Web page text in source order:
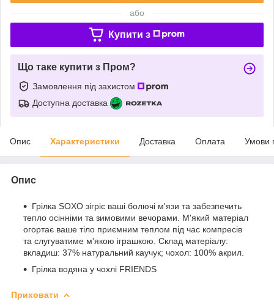
або
Купити з
Що таке купити з Пром?
Замовлення під захистом
Доступна доставка
Опис Характеристики Доставка Оплата Умови
Опис
Грілка SOXO зігріє ваші болючі м'язи та забезпечить
тепло осінніми та зимовими вечорами. М'який матеріал
огортає ваше тіло приємним теплом під час компресів
та слугуватиме м'якою іграшкою. Склад матеріалу:
вкладиш: 37% натуральний каучук; чохол: 100% акрил.
Грілка водяна у чохлі FRIENDS
Приховати